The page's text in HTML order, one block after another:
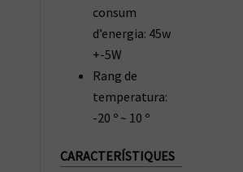
consum
d’energia: 45w
+-5W
Rang de
temperatura:
-20 º ~ 10 º
CARACTERÍSTIQUES